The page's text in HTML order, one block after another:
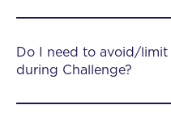
Do I need to avoid/
during Challenge?